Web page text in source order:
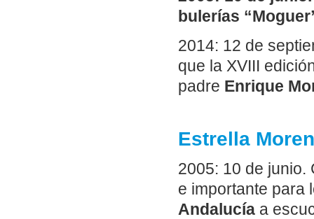
bulerías
2014: 12 de
que la XVIII
padre Enrique
Estrella
2005: 10 de junio.
e importante para
Andalucía a